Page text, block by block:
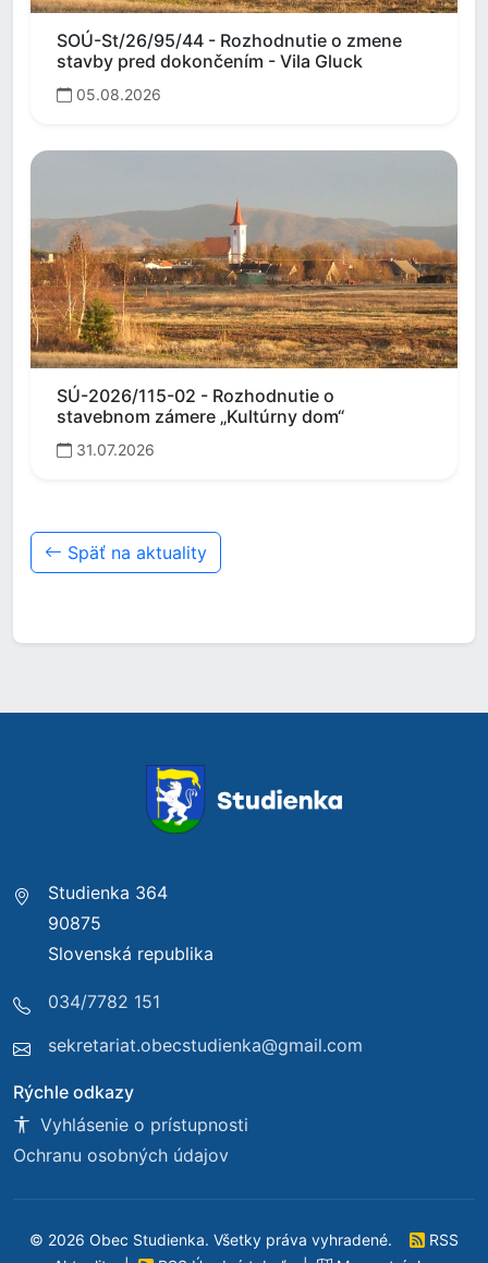
SOÚ-St/26/95/44 - Rozhodnutie o zmene
stavby pred dokončením - Vila Gluck
05.08.2026
SÚ-2026/115-02 - Rozhodnutie o
stavebnom zámere „Kultúrny dom“
31.07.2026
Späť na aktuality
Studienka 364
90875
Slovenská republika
034/7782 151
sekretariat.obecstudienka@gmail.com
Rýchle odkazy
Vyhlásenie o prístupnosti
Ochranu osobných údajov
© 2026 Obec Studienka. Všetky práva vyhradené.
RSS